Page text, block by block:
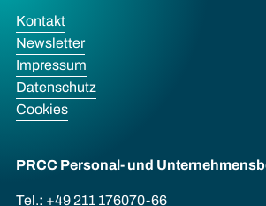
Kontakt
Newsletter
Impressum
Datenschutz
Cookies
PRCC Personal- und
Tel.: +49 211 176070-66